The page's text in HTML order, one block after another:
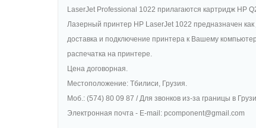
LaserJet Professional 1022 прилагаются картридж HP
Лазерный принтер HP LaserJet 1022 предназначен
доставка и подключение принтера к Вашему
распечатка на принтере.
Цена договорная.
Местоположение: Тбилиси, Грузия.
Моб.: (574) 80 09 87 / Для звонков из-за границы в
Электронная почта - E-mail: pcomponent@gmail.com